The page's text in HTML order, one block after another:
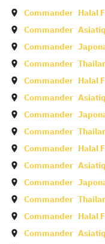
Commander Halal
Commander
Commander
Commander
Commander Halal
Commander
Commander
Commander
Commander Halal
Commander
Commander
Commander
Commander Halal
Commander